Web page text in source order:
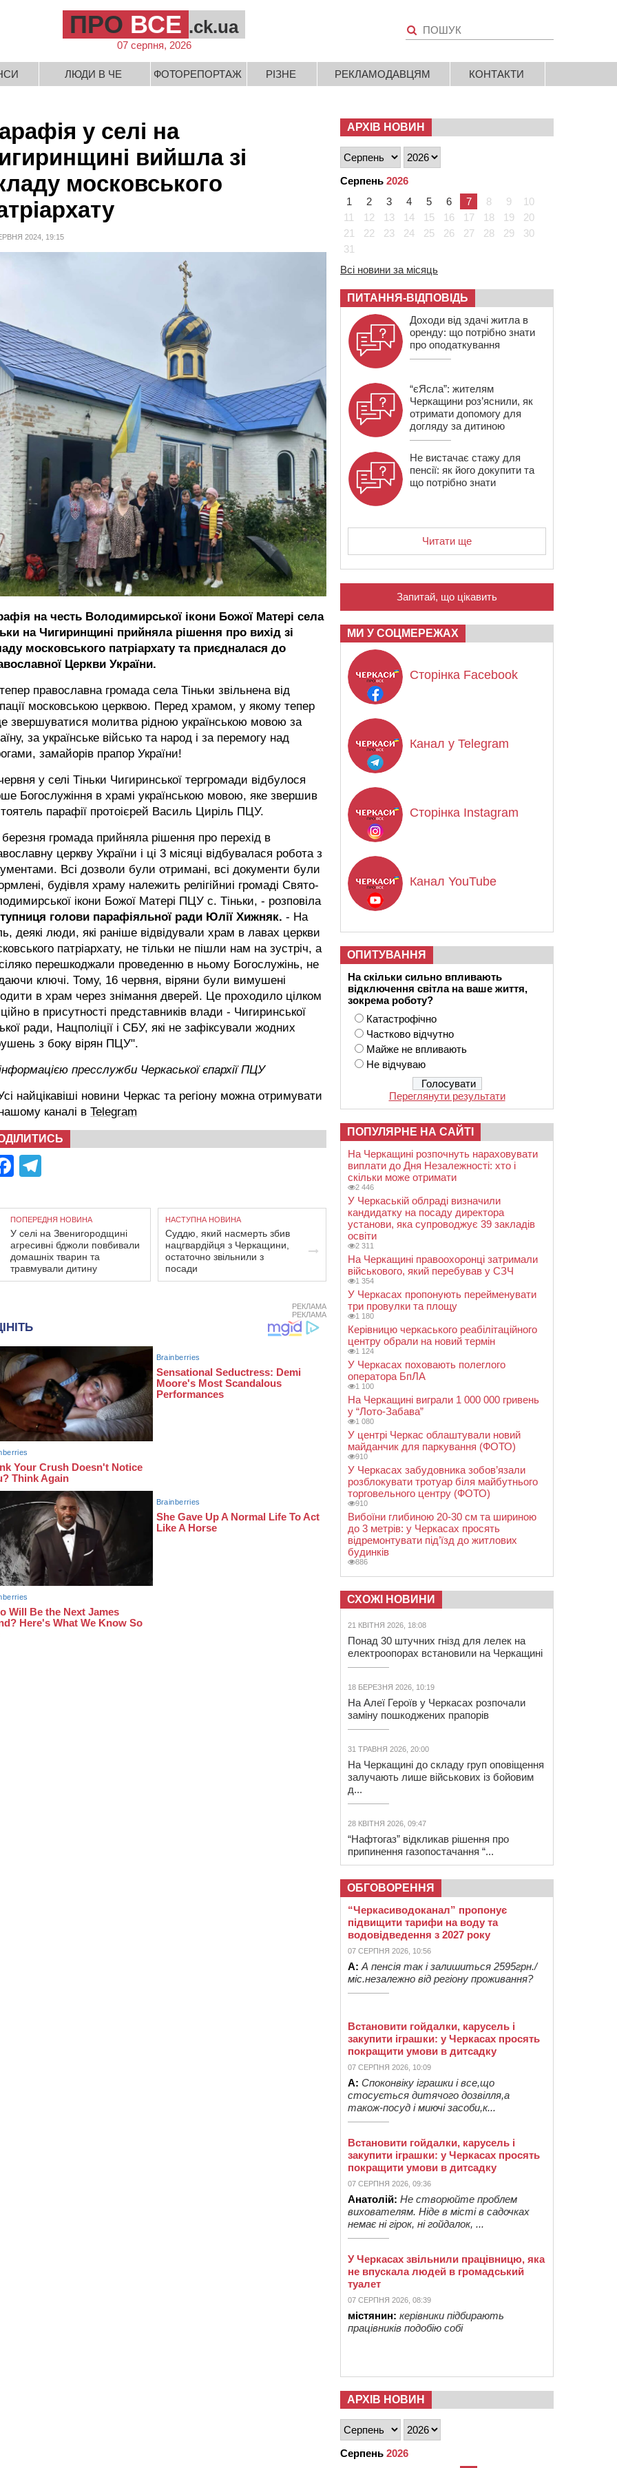
ПРО ВСЕ .ck.ua
07 серпня, 2026
ЛЮДИ В ЧЕ ФОТОРЕПОРТАЖ РІЗНЕ РЕКЛАМОДАВЦЯМ КОНТАКТИ
у селі на
вийшла зі
московського
2024, 19:15
на честь Володимирської ікони Божої Матері села
на Чигиринщині прийняла рішення про вихід зі
московського патріархату та приєдналася до
Церкви України.
православна громада села Тіньки звільнена від
московською церквою. Перед храмом, у якому тепер
звершуватися молитва рідною українською мовою за
за українське військо та народ і за перемогу над
замайорів прапор України!
у селі Тіньки Чигиринської тергромади відбулося
Богослужіння в храмі українською мовою, яке звершив
парафії протоієрей Василь Циріль ПЦУ.
громада прийняла рішення про перехід в
церкву України і ці 3 місяці відбувалася робота з
Всі дозволи були отримані, всі документи були
будівля храму належить релігійниі громаді Свято-
ікони Божої Матері ПЦУ с. Тіньки, - розповіла
голови парафіяльної ради Юлії Хижняк. - На
деякі люди, які раніше відвідували храм в лавах церкви
патріархату, не тільки не пішли нам на зустріч, а
перешкоджали проведенню в ньому Богослужінь, не
ключі. Тому, 16 червня, віряни були вимушені
в храм через знімання дверей. Це проходило цілком
в присутності представників влади - Чигиринської
ради, Нацполіції і СБУ, які не зафіксували жодних
з боку вірян ПЦУ".
пресслужби Черкаської єпархії ПЦУ
найцікавіші новини Черкас та регіону можна отримувати
каналі в Telegram
Facebook
ПОПЕРЕДНЯ НОВИНА
У селі на Звенигородщині
агресивні бджоли повбивали
домашніх тварин та
травмували дитину
НАСТУПНА НОВИНА
Суддю, який насмерть збив
нацгвардійця з Черкащини,
остаточно звільнили з
посади
РЕКЛАМА
РЕКЛАМА
АРХІВ НОВИН
Серпень 2026
1
2 3 4 5 6 7 8 9
10
11
12 13 14 15 16 17 18 19
20
21
22 23 24 25 26 27 28 29
30
31
Всі новини за місяць
ПИТАННЯ-ВІДПОВІДЬ
Доходи від здачі житла в
оренду: що потрібно знати
про оподаткування
“єЯсла”: жителям
Черкащини роз’яснили, як
отримати допомогу для
догляду за дитиною
Не вистачає стажу для
пенсії: як його докупити та
що потрібно знати
Читати ще
Запитай, що цікавить
МИ У СОЦМЕРЕЖАХ
Сторінка Facebook
Канал у Telegram
Сторінка Instagram
Канал YouTube
ОПИТУВАННЯ
На скільки сильно впливають
відключення світла на ваше життя,
зокрема роботу?
Катастрофічно
Частково відчутно
Майже не впливають
Не відчуваю
Переглянути результати
ПОПУЛЯРНЕ НА САЙТІ
На Черкащині розпочнуть нараховувати
виплати до Дня Незалежності: хто і
скільки може отримати
2 446
У Черкаській облраді визначили
кандидатку на посаду директора
установи, яка супроводжує 39 закладів
освіти
2 311
На Черкащині правоохоронці затримали
військового, який перебував у СЗЧ
1 354
У Черкасах пропонують перейменувати
три провулки та площу
1 180
Керівницю черкаського реабілітаційного
центру обрали на новий термін
1 124
У Черкасах поховають полеглого
оператора БпЛА
1 100
На Черкащині виграли 1 000 000 гривень
у “Лото-Забава”
1 080
У центрі Черкас облаштували новий
майданчик для паркування (ФОТО)
910
У Черкасах забудовника зобов’язали
розблокувати тротуар біля майбутнього
торговельного центру (ФОТО)
910
Вибоїни глибиною 20-30 см та шириною
до 3 метрів: у Черкасах просять
відремонтувати під’їзд до житлових
будинків
886
СХОЖІ НОВИНИ
21 КВІТНЯ 2026, 18:08
Понад 30 штучних гнізд для лелек на
електроопорах встановили на Черкащині
18 БЕРЕЗНЯ 2026, 10:19
На Алеї Героїв у Черкасах розпочали
заміну пошкоджених прапорів
31 ТРАВНЯ 2026, 20:00
На Черкащині до складу груп оповіщення
залучають лише військових із бойовим
д...
28 КВІТНЯ 2026, 09:47
“Нафтогаз” відкликав рішення про
припинення газопостачання “...
ОБГОВОРЕННЯ
“Черкасиводоканал” пропонує
підвищити тарифи на воду та
водовідведення з 2027 року
07 СЕРПНЯ 2026, 10:56
А: А пенсія так і залишиться 2595грн./
міс.незалежно від регіону проживання?
Встановити гойдалки, карусель і
закупити іграшки: у Черкасах просять
покращити умови в дитсадку
07 СЕРПНЯ 2026, 10:09
А: Споконвіку іграшки і все,що
стосується дитячого дозвілля,а
також-посуд і миючі засоби,к...
Встановити гойдалки, карусель і
закупити іграшки: у Черкасах просять
покращити умови в дитсадку
07 СЕРПНЯ 2026, 09:36
Анатолій: Не створюйте проблем
вихователям. Ніде в місті в садочках
немає ні гірок, ні гойдалок, ...
У Черкасах звільнили працівницю, яка
не впускала людей в громадський
туалет
07 СЕРПНЯ 2026, 08:39
містянин: керівники підбирають
працівників подобію собі
АРХІВ НОВИН
Серпень 2026